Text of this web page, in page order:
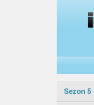
Sezon 5